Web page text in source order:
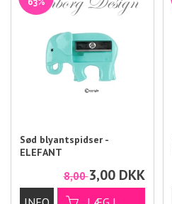
Sød blyantspidser -
ELEFANT
8,003,00 DKK